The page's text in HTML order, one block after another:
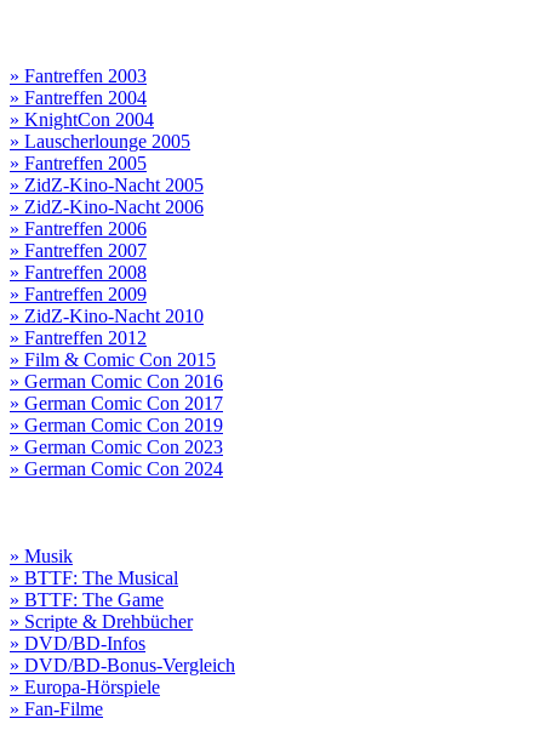
» Fantreffen 2003
» Fantreffen 2004
» KnightCon 2004
» Lauscherlounge 2005
» Fantreffen 2005
» ZidZ-Kino-Nacht 2005
» ZidZ-Kino-Nacht 2006
» Fantreffen 2006
» Fantreffen 2007
» Fantreffen 2008
» Fantreffen 2009
» ZidZ-Kino-Nacht 2010
» Fantreffen 2012
» Film & Comic Con 2015
» German Comic Con 2016
» German Comic Con 2017
» German Comic Con 2019
» German Comic Con 2023
» German Comic Con 2024
» Musik
» BTTF: The Musical
» BTTF: The Game
» Scripte & Drehbücher
» DVD/BD-Infos
» DVD/BD-Bonus-Vergleich
» Europa-Hörspiele
» Fan-Filme